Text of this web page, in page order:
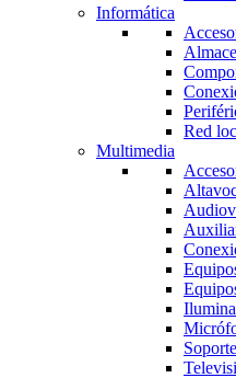
Informática
Red
Multimedia